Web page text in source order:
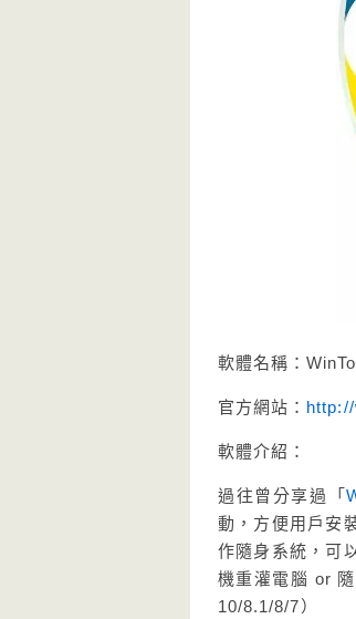
軟體名稱：
官方網站：
軟體介紹：
過往曾分享過「
動，方便用戶安
作隨身系統，可
機重灌電腦 or
10/8.1/8/7）